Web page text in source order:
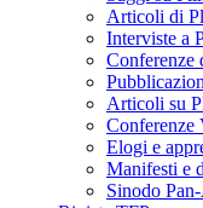
Articoli di
Interviste a
Conferenze
Articoli su
Conferenze
Elogi e
Manifesti e
Sinodo